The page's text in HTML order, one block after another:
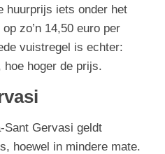
huurprijs iets onder het
zo’n 14,50 euro per
vuistregel is echter:
hoe hoger de prijs.
Gervasi geldt
hoewel in mindere mate.